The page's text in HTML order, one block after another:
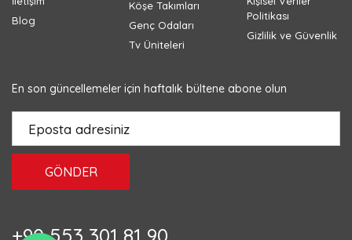
Blog
Köşe Takımları
Genç Odaları
Tv Üniteleri
Politikası
Gizlilik ve Güvenlik
En son güncellemeler için haftalık bültene abone olun
GÖNDER
+90 553 301 81 90